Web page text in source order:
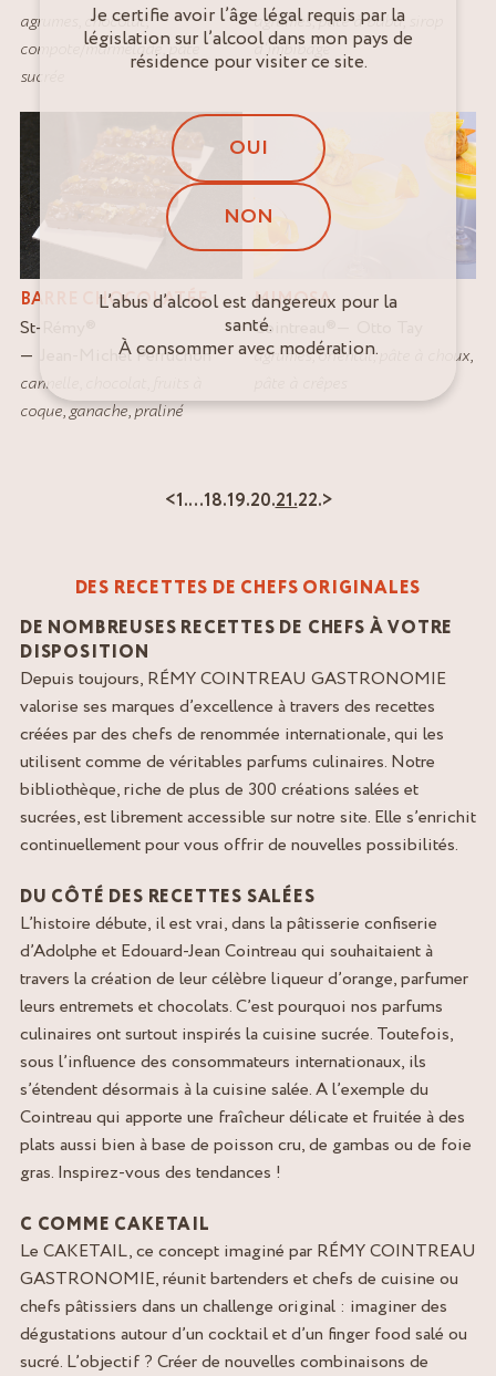
agrumes
chocolat,
compote/marmelade,pâte
sucrée
agrumes,pâte à baba,
d'imbibage
BARRE CHOCOLATÉE
St-Rémy
Jean-Michel Perruchon
cannelle
coque,ganache,praliné
MIMOSA
Cointreau
agrumes,oriental, pâte à choux,
<1.…18.19.20.21.22.>
DES RECETTES DE CHEFS ORIGINALES
DE NOMBREUSES RECETTES DE CHEFS À VOTRE
DISPOSITION
Depuis toujours, RÉMY COINTREAU GASTRONOMIE
valorise ses marques d’excellence à travers des recettes
créées par des chefs de renommée internationale, qui les
utilisent comme de véritables parfums culinaires. Notre
bibliothèque, riche de plus de 300 créations salées et
sucrées, est librement accessible sur notre site. Elle s’enrichit
continuellement pour vous offrir de nouvelles possibilités.
DU CÔTÉ DES RECETTES SALÉES
L’histoire débute, il est vrai, dans la pâtisserie confiserie
d’Adolphe et Edouard-Jean Cointreau qui souhaitaient à
travers la création de leur célèbre liqueur d’orange, parfumer
leurs entremets et chocolats. C’est pourquoi nos parfums
culinaires ont surtout inspirés la cuisine sucrée. Toutefois,
sous l’influence des consommateurs internationaux, ils
s’étendent désormais à la cuisine salée. A l’exemple du
Cointreau qui apporte une fraîcheur délicate et fruitée à des
plats aussi bien à base de poisson cru, de gambas ou de foie
gras. Inspirez-vous des tendances !
C COMME CAKETAIL
Le CAKETAIL, ce concept imaginé par RÉMY COINTREAU
GASTRONOMIE, réunit bartenders et chefs de cuisine ou
chefs pâtissiers dans un challenge original : imaginer des
dégustations autour d’un cocktail et d’un finger food salé ou
sucré. L’objectif ? Créer de nouvelles combinaisons de
Je certifie avoir l’âge légal requis par la
législation sur l’alcool dans mon pays de
résidence pour visiter ce site.
OUI
NON
L’abus d’alcool est dangereux pour la
santé.
À consommer avec modération.